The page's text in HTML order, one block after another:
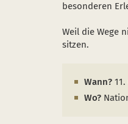
besonderen
Weil die Wege
sitzen.
Wann?
Wo?